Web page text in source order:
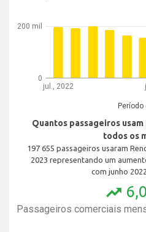
jul., 2022
Período
0
200 mil
Quantos passageiros
todos os
197 655 passageiros usaram
2023 representando um
com junho
trending_up
Passageiros comerciais